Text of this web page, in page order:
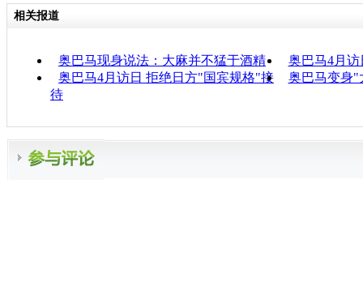
相关报道
奥巴马现身说法：大麻并不猛于酒精
奥巴马4月访
奥巴马4月访日 拒绝日方"国宾规格"接
待
奥巴马变身"